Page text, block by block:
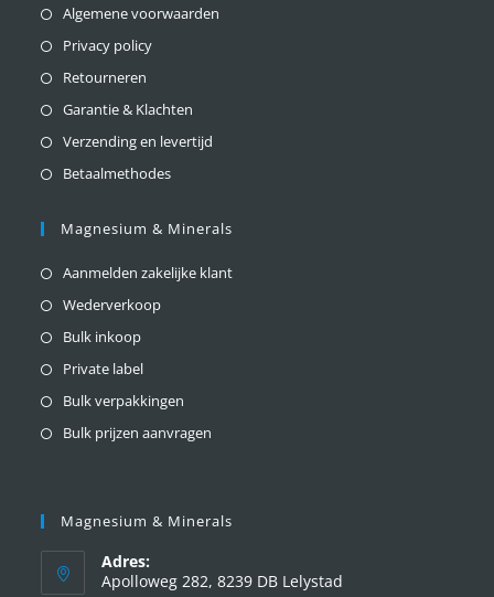
Algemene voorwaarden
Privacy policy
Retourneren
Garantie & Klachten
Verzending en levertijd
Betaalmethodes
Magnesium & Minerals
Aanmelden zakelijke klant
Wederverkoop
Bulk inkoop
Private label
Bulk verpakkingen
Bulk prijzen aanvragen
Magnesium & Minerals
Adres:
Apolloweg 282, 8239 DB Lelystad